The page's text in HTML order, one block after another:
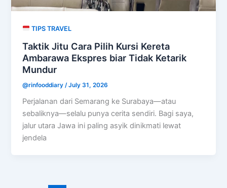
TIPS TRAVEL
Taktik Jitu Cara Pilih Kursi Kereta
Ambarawa Ekspres biar Tidak Ketarik
Mundur
@rinfooddiary /July 31, 2026
Perjalanan dari Semarang ke Surabaya—atau
sebaliknya—selalu punya cerita sendiri. Bagi saya,
jalur utara Jawa ini paling asyik dinikmati lewat
jendela